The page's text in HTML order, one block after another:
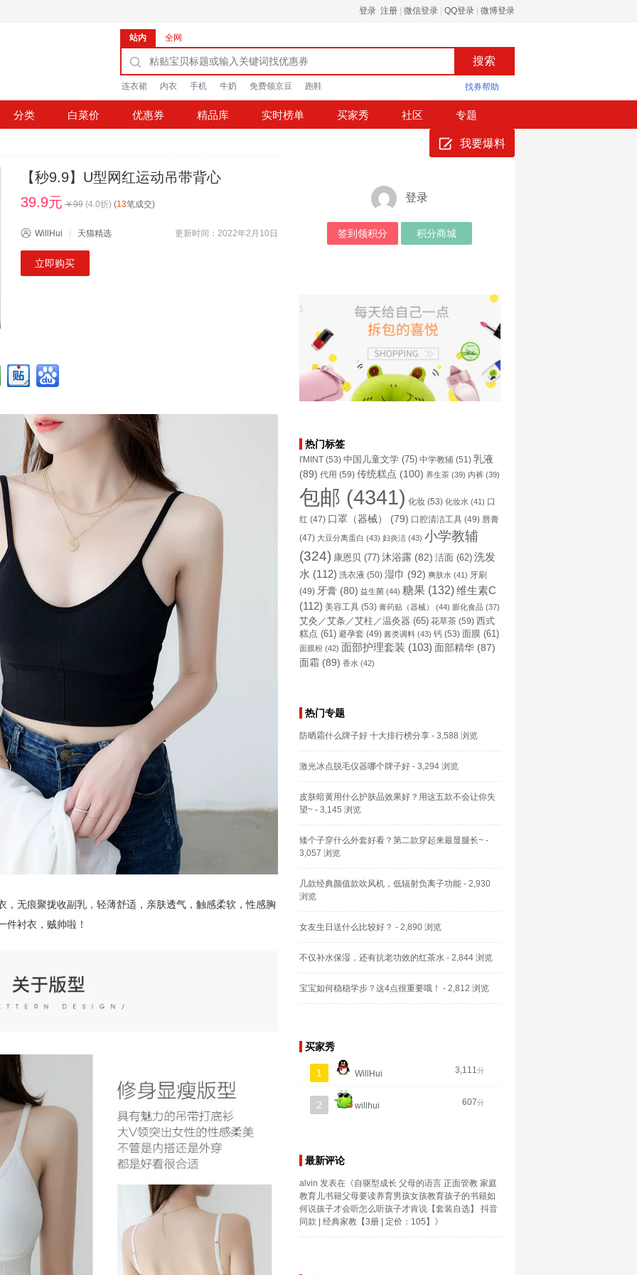
登录 注册 微信登录 QQ登录 微博登录
站内 全网
连衣裙 内衣 手机 牛奶 免费领京豆 跑鞋 找券帮助
分类 白菜价 优惠券 精品库 实时榜单 买家秀 社区 专题
我要爆料
【秒9.9】U型网红运动吊带背心
39.9元 ￥99 (4.0折) (13笔成交)
WillHui 天猫精选 更新时间：2022年2月10日
立即购买
，无痕聚拢收副乳，轻薄舒适，亲肤透气，触感柔软，性感胸
件衬衣，贼帅啦！
登录
签到领积分 积分商城
热门标签
I'MINT(53) 中国儿童文学(75) 中学教辅(51) 乳液
(89) 代用 (59) 传统糕点 (100) 养生茶(39) 内裤(39)
包邮 (4341) 化妆(53) 化妆水 (41) 口
红 (47) 口罩（器械） (79) 口腔清洁工具(49) 唇膏
(47) 大豆分离蛋白 (43) 妇炎洁(43) 小学教辅
(324) 康恩贝 (77) 沐浴露(82) 洁面 (62) 洗发
水 (112) 洗衣液 (50) 湿巾 (92) 爽肤水 (41) 牙刷
(49) 牙膏(80) 益生菌(44) 糖果(132)维生素C
(112) 美容工具(53) 膏药贴（器械） (44) 膨化食品(37)
艾灸／艾条／艾柱／温灸器 (65) 花草茶(59) 西式
糕点 (61) 避孕套 (49) 酱类调料(43) 钙(53) 面膜 (61)
面膜粉(42) 面部护理套装 (103) 面部精华(87)
面霜(89) 香水 (42)
热门专题
防晒霜什么牌子好 十大排行榜分享- 3,588 浏览
激光冰点脱毛仪器哪个牌子好- 3,294 浏览
皮肤暗黄用什么护肤品效果好？用这五款不会让你失
望~- 3,145 浏览
矮个子穿什么外套好看？第二款穿起来最显腿长~-
3,057 浏览
几款经典颜值款吹风机，低辐射负离子功能- 2,930
浏览
女友生日送什么比较好？ - 2,890 浏览
不仅补水保湿，还有抗老功效的红茶水- 2,844 浏览
宝宝如何稳稳学步？这4点很重要哦！ - 2,812 浏览
买家秀
1 WillHui 3,111分
2 willhui 607分
最新评论
alvin 发表在《自驱型成长 父母的语言 正面管教 家庭
教育儿书籍父母要读养育男孩女孩教育孩子的书籍如
何说孩子才会听怎么听孩子才肯说【套装自选】 抖音
同款 | 经典家教【3册 | 定价：105】 》